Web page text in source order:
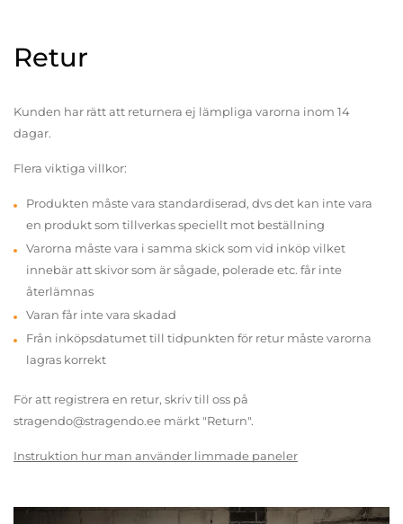
Retur
Kunden har rätt att returnera ej lämpliga varorna inom 14
dagar.
Flera viktiga villkor:
Produkten måste vara standardiserad, dvs det kan inte vara
en produkt som tillverkas speciellt mot beställning
Varorna måste vara i samma skick som vid inköp vilket
innebär att skivor som är sågade, polerade etc. får inte
återlämnas
Varan får inte vara skadad
Från inköpsdatumet till tidpunkten för retur måste varorna
lagras korrekt
För att registrera en retur, skriv till oss på
stragendo@stragendo.ee märkt "Return".
Instruktion hur man använder limmade paneler